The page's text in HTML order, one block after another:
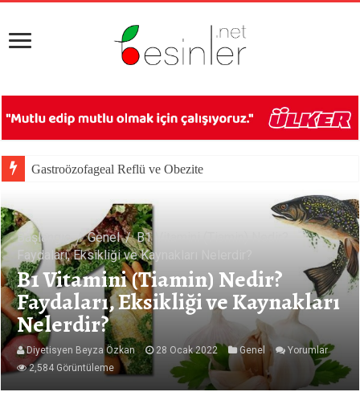
Gastroözofageal Reflü ve Obezite
Başlangıç / Genel / B1 Vitamini (Tiamin) Nedir?
Faydaları, Eksikliği ve Kaynakları Nelerdir?
B1 Vitamini (Tiamin) Nedir?
Faydaları, Eksikliği ve Kaynakları
Nelerdir?
Diyetisyen Beyza Özkan 28 Ocak 2022 Genel
Yorumlar
2,584 Görüntüleme